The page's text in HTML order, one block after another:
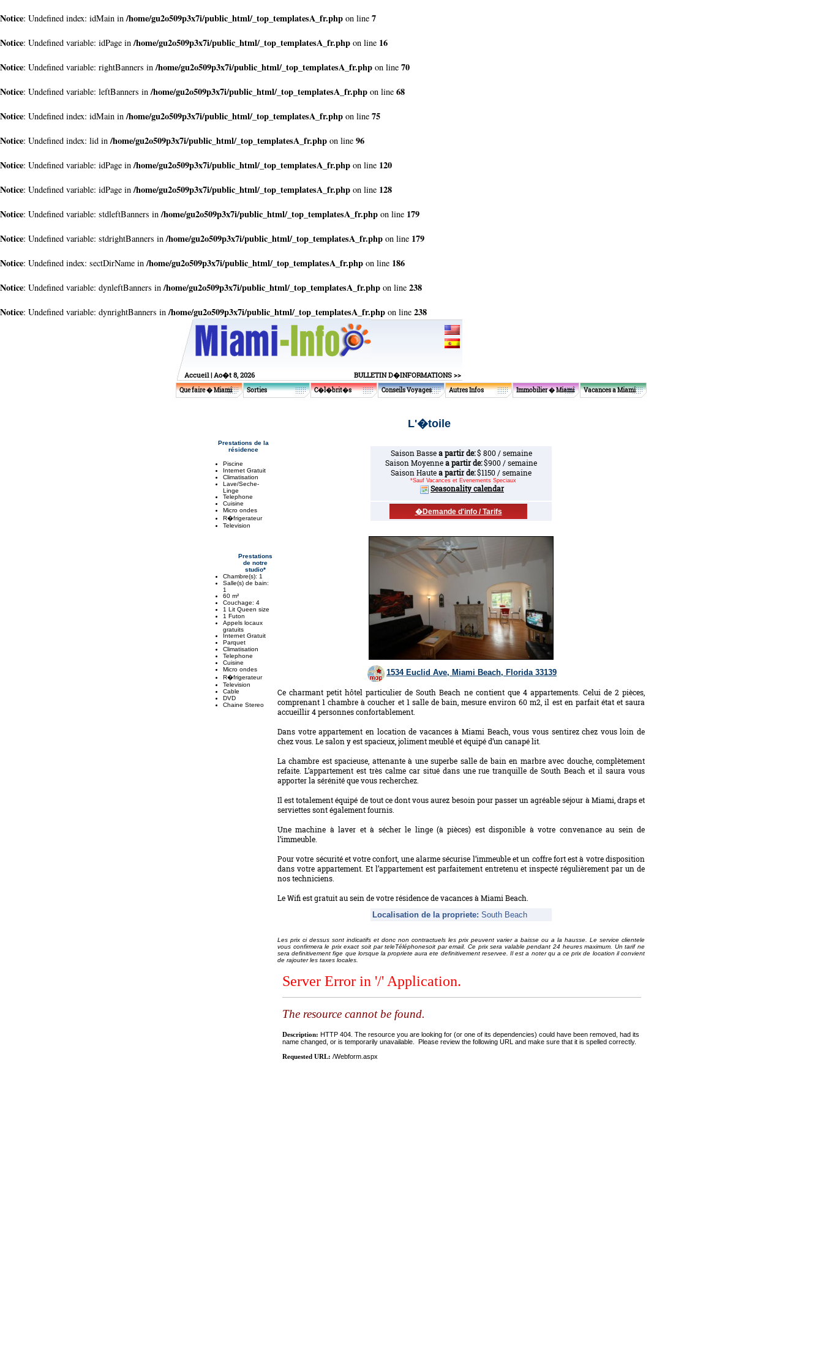
Notice: Undefined index: idMain in/home/gu2o509p3x7i/public_html/_top_templatesA_fr.php on line 7
Notice: Undefined variable: idPage in/home/gu2o509p3x7i/public_html/_top_templatesA_fr.php on line 16
Notice: Undefined variable: rightBanners in/home/gu2o509p3x7i/public_html/_top_templatesA_fr.php on line 70
Notice: Undefined variable: leftBanners in/home/gu2o509p3x7i/public_html/_top_templatesA_fr.php on line 68
Notice: Undefined index: idMain in/home/gu2o509p3x7i/public_html/_top_templatesA_fr.php on line 75
Notice: Undefined index: lid in/home/gu2o509p3x7i/public_html/_top_templatesA_fr.php on line 96
Notice: Undefined variable: idPage in/home/gu2o509p3x7i/public_html/_top_templatesA_fr.php on line 120
Notice: Undefined variable: idPage in/home/gu2o509p3x7i/public_html/_top_templatesA_fr.php on line 128
Notice: Undefined variable: stdleftBanners in/home/gu2o509p3x7i/public_html/_top_templatesA_fr.php on line 179
Notice: Undefined variable: stdrightBanners in/home/gu2o509p3x7i/public_html/_top_templatesA_fr.php on line 179
Notice: Undefined index: sectDirName in/home/gu2o509p3x7i/public_html/_top_templatesA_fr.php on line 186
Notice: Undefined variable: dynleftBanners in/home/gu2o509p3x7i/public_html/_top_templatesA_fr.php on line 238
Notice: Undefined variable: dynrightBanners in/home/gu2o509p3x7i/public_html/_top_templatesA_fr.php on line 238
Accueil| Ao�t 8, 2026 BULLETIN D�INFORMATIONS >>
Que faire � Miami Sorties C�l�brit�s Conseils Voyages Autres Infos Immobilier � Miami Vacances a Miami
L'�toile
Prestations de la
résidence
Piscine
Internet Gratuit
Climatisation
Lave/Seche-
Linge
Telephone
Cuisine
Micro ondes
R�frigerateur
Television
Prestations
de notre
studio*
Chambre(s): 1
Salle(s) de bain:
1
60 m²
Couchage: 4
1 Lit Queen size
1 Futon
Appels locaux
gratuits
Internet Gratuit
Parquet
Climatisation
Telephone
Cuisine
Micro ondes
R�frigerateur
Television
Cable
DVD
Chaine Stereo
Saison Bassea partir de:$ 800 / semaine
Saison Moyennea partir de:$900 / semaine
Saison Hautea partir de:$1150 / semaine
*Sauf Vacances et Evenements Speciaux
Seasonality calendar
�Demande d'info / Tarifs
1534 Euclid Ave, Miami Beach, Florida 33139
Ce charmant petit hôtel particulier de South Beach ne contient que 4 appartements. Celui de 2 pièces,
comprenant 1 chambre à coucher et 1 salle de bain, mesure environ 60 m2, il est en parfait état et saura
accueillir 4 personnes confortablement.
Dans votre appartement en location de vacances à Miami Beach, vous vous sentirez chez vous loin de
chez vous. Le salon y est spacieux, joliment meublé et équipé d’un canapé lit.
La chambre est spacieuse, attenante à une superbe salle de bain en marbre avec douche, complètement
refaite. L’appartement est très calme car situé dans une rue tranquille de South Beach et il saura vous
apporter la sérénité que vous recherchez.
Il est totalement équipé de tout ce dont vous aurez besoin pour passer un agréable séjour à Miami, draps et
serviettes sont également fournis.
Une machine à laver et à sécher le linge (à pièces) est disponible à votre convenance au sein de
l’immeuble.
Pour votre sécurité et votre confort, une alarme sécurise l’immeuble et un coffre fort est à votre disposition
dans votre appartement. Et l’appartement est parfaitement entretenu et inspecté régulièrement par un de
nos techniciens.
Le Wifi est gratuit au sein de votre résidence de vacances à Miami Beach.
Localisation de la propriete: South Beach
Les prix ci dessus sont indicatifs et donc non contractuels les prix peuvent varier a baisse ou a la hausse. Le service clientele
vous confirmera le prix exact soit par teleTéléphonesoit par email. Ce prix sera valable pendant 24 heures maximum. Un tarif ne
sera definitivement fige que lorsque la propriete aura ete definitivement reservee. Il est a noter qu a ce prix de location il convient
de rajouter les taxes locales.